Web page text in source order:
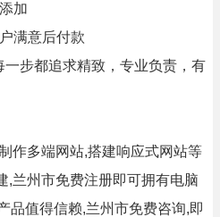
加
满意后付款
步都追求精致，专业负责，有
作多端网站,搭建响应式网站等
,兰州市免费注册即可拥有电脑
品值得信赖,兰州市免费咨询,即